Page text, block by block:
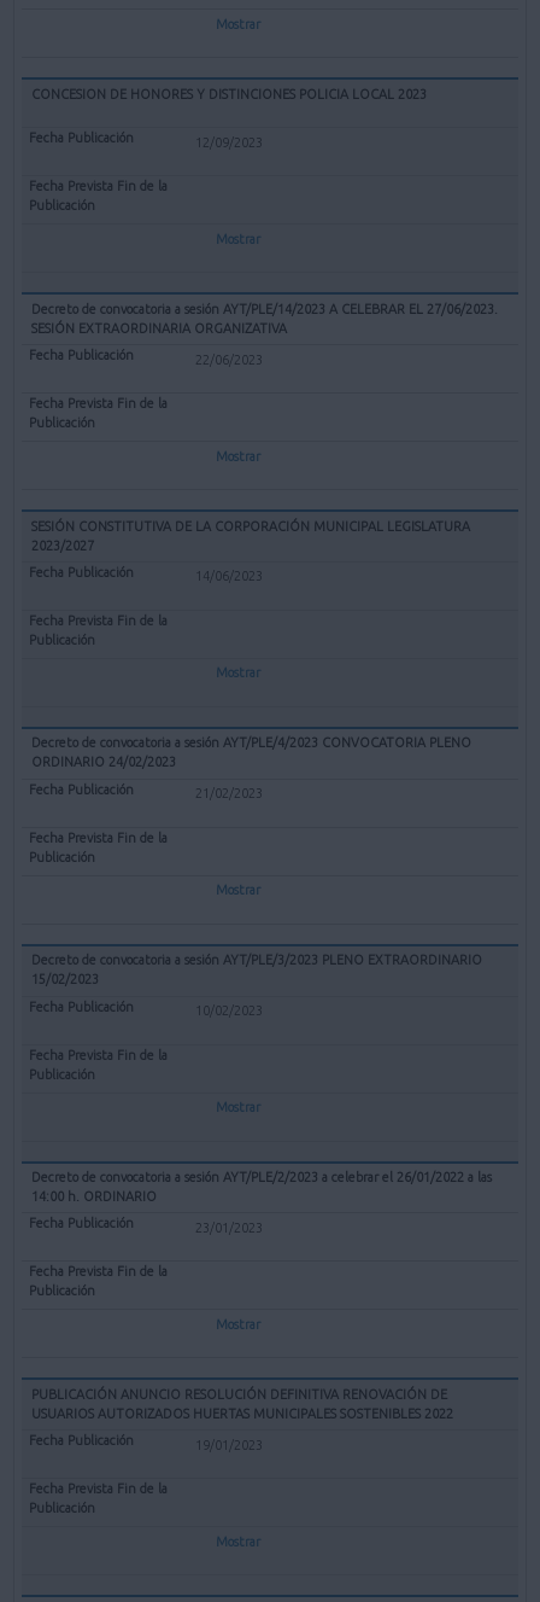
Mostrar
CONCESION DE HONORES Y DISTINCIONES POLICIA LOCAL 2023
12/09/2023
Mostrar
Decreto de convocatoria a sesión AYT/PLE/14/2023 A CELEBRAR EL 27/06/2023.
SESIÓN EXTRAORDINARIA ORGANIZATIVA
22/06/2023
Mostrar
SESIÓN CONSTITUTIVA DE LA CORPORACIÓN MUNICIPAL LEGISLATURA
2023/2027
14/06/2023
Mostrar
Decreto de convocatoria a sesión AYT/PLE/4/2023 CONVOCATORIA PLENO
ORDINARIO 24/02/2023
21/02/2023
Mostrar
Decreto de convocatoria a sesión AYT/PLE/3/2023 PLENO EXTRAORDINARIO
15/02/2023
10/02/2023
Mostrar
Decreto de convocatoria a sesión AYT/PLE/2/2023 a celebrar el 26/01/2022 a las
14:00 h. ORDINARIO
23/01/2023
Mostrar
PUBLICACIÓN ANUNCIO RESOLUCIÓN DEFINITIVA RENOVACIÓN DE
USUARIOS AUTORIZADOS HUERTAS MUNICIPALES SOSTENIBLES 2022
19/01/2023
Mostrar